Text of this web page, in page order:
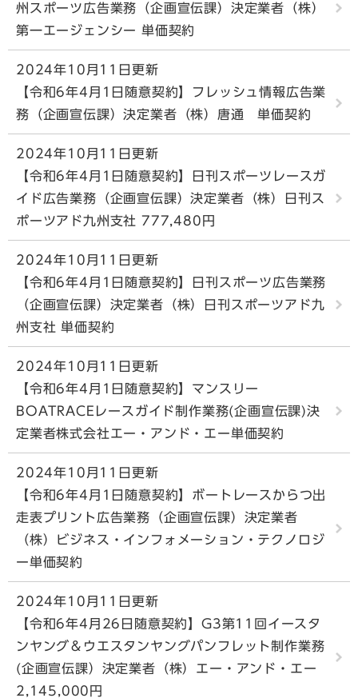
州スポーツ広告業務（企画宣伝課）決定業者（株）
第一エージェンシー 単価契約
2024年10月11日更新
【令和6年4月1日随意契約】フレッシュ情報広告業
務（企画宣伝課）決定業者（株）唐通 単価契約
2024年10月11日更新
【令和6年4月1日随意契約】日刊スポーツレースガ
イド広告業務（企画宣伝課）決定業者（株）日刊ス
ポーツアド九州支社 777,480円
2024年10月11日更新
【令和6年4月1日随意契約】日刊スポーツ広告業務
（企画宣伝課）決定業者（株）日刊スポーツアド九
州支社 単価契約
2024年10月11日更新
【令和6年4月1日随意契約】マンスリー
BOATRACEレースガイド制作業務(企画宣伝課)決
定業者株式会社エー・アンド・エー単価契約
2024年10月11日更新
【令和6年4月1日随意契約】ボートレースからつ出
走表プリント広告業務（企画宣伝課）決定業者
（株）ビジネス・インフォメーション・テクノロジ
ー単価契約
2024年10月11日更新
【令和6年4月26日随意契約】G3第11回イースタ
ンヤング＆ウエスタンヤングパンフレット制作業務
(企画宣伝課）決定業者（株）エー・アンド・エー
2,145,000円